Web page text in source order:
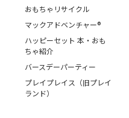
おもちゃリサイクル
マックアドベンチャー®
ハッピーセット 本・おも
ちゃ紹介
バースデーパーティー
プレイプレイス（旧プレイ
ランド）